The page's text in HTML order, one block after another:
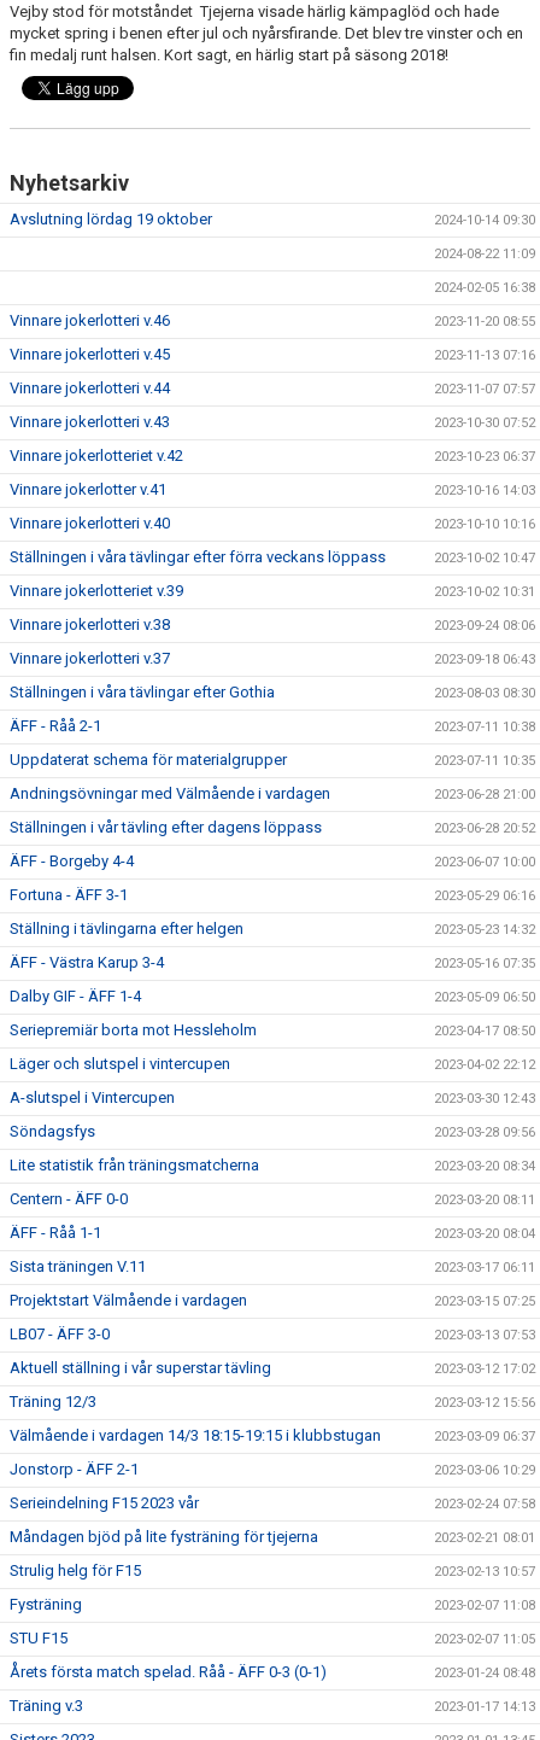
Vejby stod för motståndet Tjejerna visade härlig kämpaglöd och hade
mycket spring i benen efter jul och nyårsfirande. Det blev tre vinster och en
fin medalj runt halsen. Kort sagt, en härlig start på säsong 2018!
Nyhetsarkiv
Avslutning lördag 19 oktober 2024-10-14 09:30
2024-08-22 11:09
2024-02-05 16:38
Vinnare jokerlotteri v.46 2023-11-20 08:55
Vinnare jokerlotteri v.45 2023-11-13 07:16
Vinnare jokerlotteri v.44 2023-11-07 07:57
Vinnare jokerlotteri v.43 2023-10-30 07:52
Vinnare jokerlotteriet v.42 2023-10-23 06:37
Vinnare jokerlotter v.41 2023-10-16 14:03
Vinnare jokerlotteri v.40 2023-10-10 10:16
Ställningen i våra tävlingar efter förra veckans löppass 2023-10-02 10:47
Vinnare jokerlotteriet v.39 2023-10-02 10:31
Vinnare jokerlotteri v.38 2023-09-24 08:06
Vinnare jokerlotteri v.37 2023-09-18 06:43
Ställningen i våra tävlingar efter Gothia 2023-08-03 08:30
ÄFF - Råå 2-1 2023-07-11 10:38
Uppdaterat schema för materialgrupper 2023-07-11 10:35
Andningsövningar med Välmående i vardagen 2023-06-28 21:00
Ställningen i vår tävling efter dagens löppass 2023-06-28 20:52
ÄFF - Borgeby 4-4 2023-06-07 10:00
Fortuna - ÄFF 3-1 2023-05-29 06:16
Ställning i tävlingarna efter helgen 2023-05-23 14:32
ÄFF - Västra Karup 3-4 2023-05-16 07:35
Dalby GIF - ÄFF 1-4 2023-05-09 06:50
Seriepremiär borta mot Hessleholm 2023-04-17 08:50
Läger och slutspel i vintercupen 2023-04-02 22:12
A-slutspel i Vintercupen 2023-03-30 12:43
Söndagsfys 2023-03-28 09:56
Lite statistik från träningsmatcherna 2023-03-20 08:34
Centern - ÄFF 0-0 2023-03-20 08:11
ÄFF - Råå 1-1 2023-03-20 08:04
Sista träningen V.11 2023-03-17 06:11
Projektstart Välmående i vardagen 2023-03-15 07:25
LB07 - ÄFF 3-0 2023-03-13 07:53
Aktuell ställning i vår superstar tävling 2023-03-12 17:02
Träning 12/3 2023-03-12 15:56
Välmående i vardagen 14/3 18:15-19:15 i klubbstugan 2023-03-09 06:37
Jonstorp - ÄFF 2-1 2023-03-06 10:29
Serieindelning F15 2023 vår 2023-02-24 07:58
Måndagen bjöd på lite fysträning för tjejerna 2023-02-21 08:01
Strulig helg för F15 2023-02-13 10:57
Fysträning 2023-02-07 11:08
STU F15 2023-02-07 11:05
Årets första match spelad. Råå - ÄFF 0-3 (0-1) 2023-01-24 08:48
Träning v.3 2023-01-17 14:13